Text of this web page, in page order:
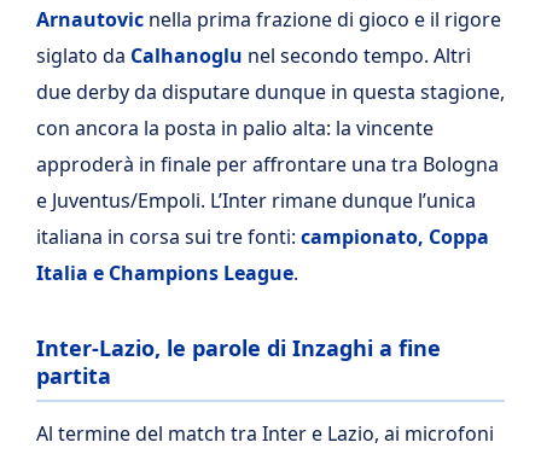
Arnautovic nella prima frazione di gioco e il rigore
siglato da Calhanoglu nel secondo tempo. Altri
due derby da disputare dunque in questa stagione,
con ancora la posta in palio alta: la vincente
approderà in finale per affrontare una tra Bologna
e Juventus/Empoli. L’Inter rimane dunque l’unica
italiana in corsa sui tre fonti: campionato, Coppa
Italia e Champions League.
Inter-Lazio, le parole di Inzaghi a fine
partita
Al termine del match tra Inter e Lazio, ai microfoni